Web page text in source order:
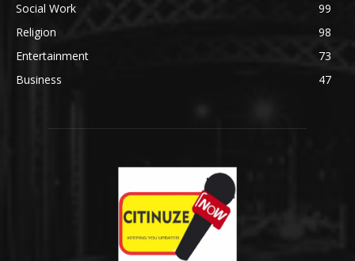
Social Work
99
Religion
98
Entertainment
73
Business
47